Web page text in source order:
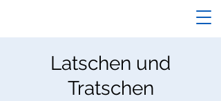
Latschen und
Tratschen